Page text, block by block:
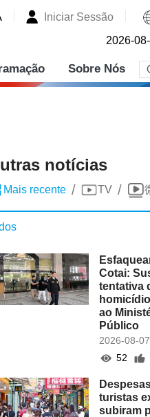
Iniciar Sessão
2026-
Sobre Nós
notícias
Mais recente / TV /
Cotai:
tentativa
ao
Público
2026-08-
52
turistas
subiram